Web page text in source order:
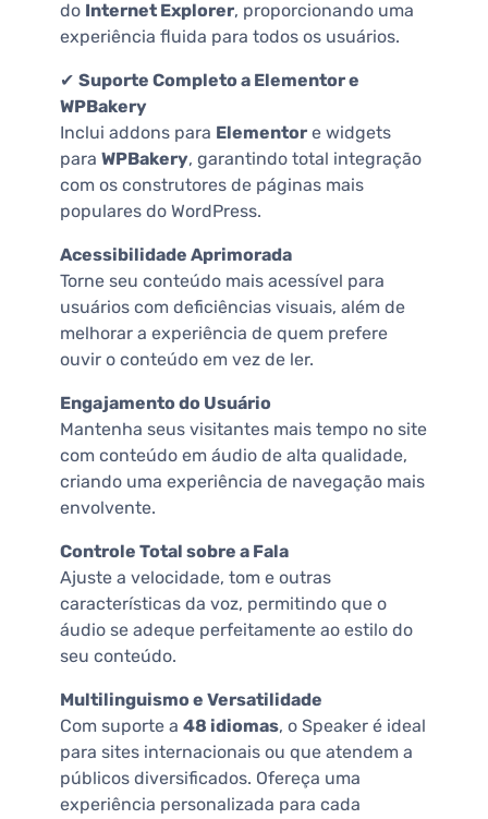
do Internet Explorer, proporcionando uma
experiência fluida para todos os usuários.
✔ Suporte Completo a Elementor e
WPBakery
Inclui addons para Elementor e widgets
para WPBakery, garantindo total integração
com os construtores de páginas mais
populares do WordPress.
Acessibilidade Aprimorada
Torne seu conteúdo mais acessível para
usuários com deficiências visuais, além de
melhorar a experiência de quem prefere
ouvir o conteúdo em vez de ler.
Engajamento do Usuário
Mantenha seus visitantes mais tempo no site
com conteúdo em áudio de alta qualidade,
criando uma experiência de navegação mais
envolvente.
Controle Total sobre a Fala
Ajuste a velocidade, tom e outras
características da voz, permitindo que o
áudio se adeque perfeitamente ao estilo do
seu conteúdo.
Multilinguismo e Versatilidade
Com suporte a 48 idiomas, o Speaker é ideal
para sites internacionais ou que atendem a
públicos diversificados. Ofereça uma
experiência personalizada para cada